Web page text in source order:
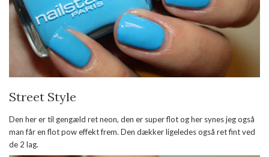
Street Style
Den her er til gengæld ret neon, den er super flot og her synes jeg også
man får en flot pow effekt frem. Den dækker ligeledes også ret fint ved
de 2 lag.